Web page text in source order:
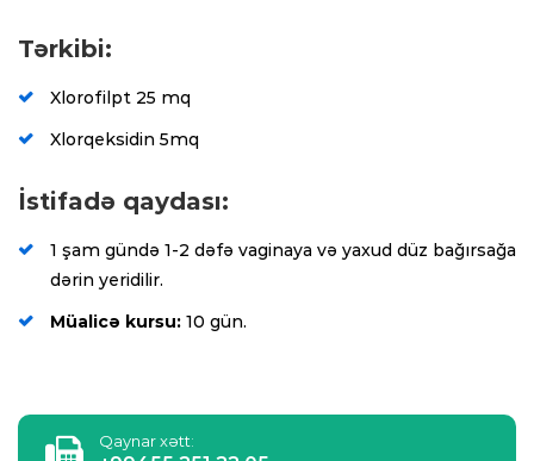
Tərkibi:
Xlorofilpt 25 mq
Xlorqeksidin 5mq
İstifadə qaydası:
1 şam gündə 1-2 dəfə vaginaya və yaxud düz bağırsağa
dərin yeridilir.
Müalicə kursu: 10 gün.
Qaynar xətt: